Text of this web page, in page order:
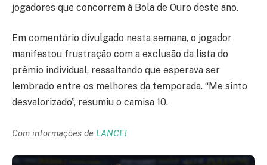
jogadores que concorrem à Bola de Ouro deste ano.
Em comentário divulgado nesta semana, o jogador
manifestou frustração com a exclusão da lista do
prêmio individual, ressaltando que esperava ser
lembrado entre os melhores da temporada. “Me sinto
desvalorizado”, resumiu o camisa 10.
Com informações de LANCE!